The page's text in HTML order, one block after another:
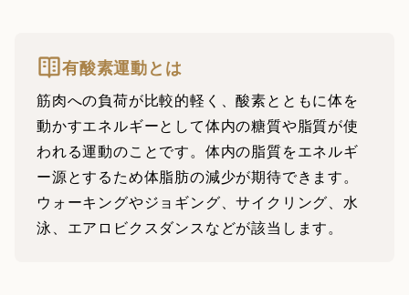
有酸素運動とは
筋肉への負荷が比較的軽く、酸素とともに体を
動かすエネルギーとして体内の糖質や脂質が使
われる運動のことです。体内の脂質をエネルギ
ー源とするため体脂肪の減少が期待できます。
ウォーキングやジョギング、サイクリング、水
泳、エアロビクスダンスなどが該当します。